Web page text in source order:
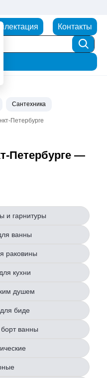
Контакты
Сантехника
Петербурге
Петербурге —
и гарнитуры
ванны
раковины
кухни
душем
биде
ванны